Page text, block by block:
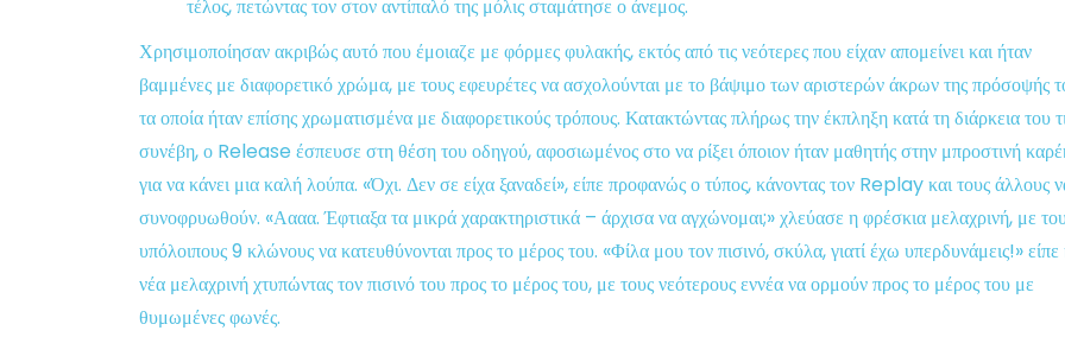
τέλος, πετώντας τον στον αντίπαλό της μόλις σταμάτησε ο άνεμος.
Χρησιμοποίησαν ακριβώς αυτό που έμοιαζε με φόρμες φυλακής, εκτός από τις νεότερες που είχαν απομείνει και ήταν
βαμμένες με διαφορετικό χρώμα, με τους εφευρέτες να ασχολούνται με το βάψιμο των αριστερών άκρων της πρόσοψής
τα οποία ήταν επίσης χρωματισμένα με διαφορετικούς τρόπους. Κατακτώντας πλήρως την έκπληξη κατά τη διάρκεια του
συνέβη, ο Release έσπευσε στη θέση του οδηγού, αφοσιωμένος στο να ρίξει όποιον ήταν μαθητής στην μπροστινή
για να κάνει μια καλή λούπα. «Όχι. Δεν σε είχα ξαναδεί», είπε προφανώς ο τύπος, κάνοντας τον Replay και τους άλλους
συνοφρυωθούν. «Αααα. Έφτιαξα τα μικρά χαρακτηριστικά – άρχισα να αγχώνομαι;» χλεύασε η φρέσκια μελαχρινή, με
υπόλοιπους 9 κλώνους να κατευθύνονται προς το μέρος του. «Φίλα μου τον πισινό, σκύλα, γιατί έχω υπερδυνάμεις!» είπε
νέα μελαχρινή χτυπώντας τον πισινό του προς το μέρος του, με τους νεότερους εννέα να ορμούν προς το μέρος του με
θυμωμένες φωνές.